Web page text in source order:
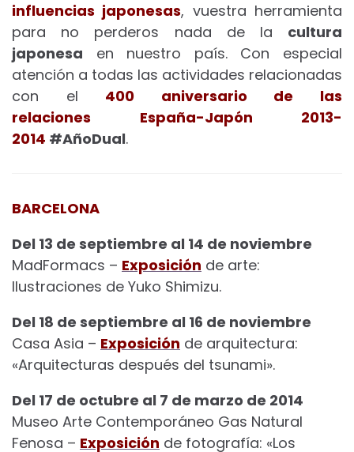
influencias japonesas, vuestra herramienta
para no perderos nada de la cultura
japonesa en nuestro país. Con especial
atención a todas las actividades relacionadas
con el 400 aniversario de las
relaciones España-Japón 2013-
2014 #AñoDual.
BARCELONA
Del 13 de septiembre al 14 de noviembre
MadFormacs – Exposición de arte:
Ilustraciones de Yuko Shimizu.
Del 18 de septiembre al 16 de noviembre
Casa Asia – Exposición de arquitectura:
«Arquitecturas después del tsunami».
Del 17 de octubre al 7 de marzo de 2014
Museo Arte Contemporáneo Gas Natural
Fenosa – Exposición de fotografía: «Los